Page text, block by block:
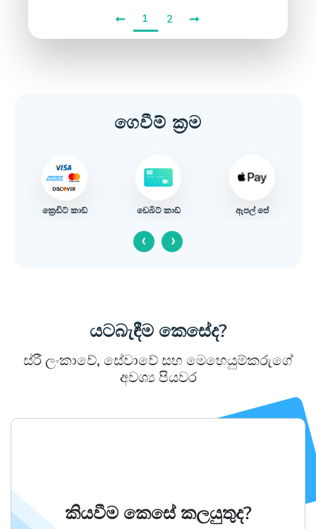
1 2
ගෙවීම් ක්‍රම
ක්‍රෙඩිට් කාඩ් ඩෙබිට් කාඩ් ඇපල් පේ
‹ ›
යටබැඳීම කෙසේද?
ස්රී ලංකාවේ, සේවාවේ සහ මෙහෙයුම්කරුගේ
අවශ්‍ය පියවර
කියවීම කෙසේ කලයුතුද?